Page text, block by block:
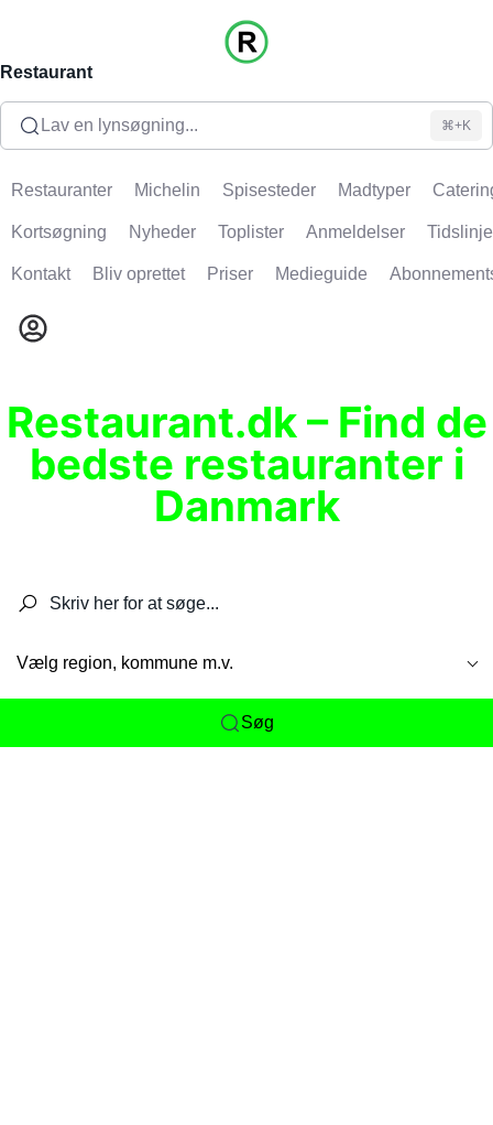
Restaurant
Lav en lynsøgning... ⌘+K
Restauranter Michelin Spisesteder Madtyper
Kortsøgning Nyheder Toplister Anmeldelser Tidslinje
Kontakt Bliv oprettet Priser Medieguide
Restaurant.dk – Find de
bedste restauranter i
Danmark
Vælg region, kommune m.v.
Søg